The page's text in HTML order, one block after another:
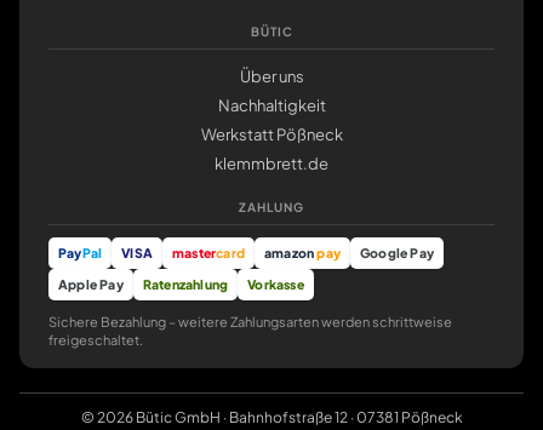
BÜTIC
Über uns
Nachhaltigkeit
Werkstatt Pößneck
klemmbrett.de
ZAHLUNG
PayPal VISA mastercard amazonpay
Google Pay
Apple Pay
Ratenzahlung Vorkasse
Sichere Bezahlung – weitere Zahlungsarten werden schrittweise
freigeschaltet.
© 2026 Bütic GmbH · Bahnhofstraße 12 · 07381 Pößneck